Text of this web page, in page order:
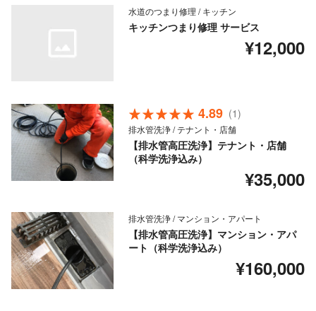
水道のつまり修理 / キッチン
キッチンつまり修理 サービス
¥12,000
4.89 (1)
排水管洗浄 / テナント・店舗
【排水管高圧洗浄】テナント・店舗
（科学洗浄込み）
¥35,000
排水管洗浄 / マンション・アパート
【排水管高圧洗浄】マンション・アパ
ート（科学洗浄込み）
¥160,000